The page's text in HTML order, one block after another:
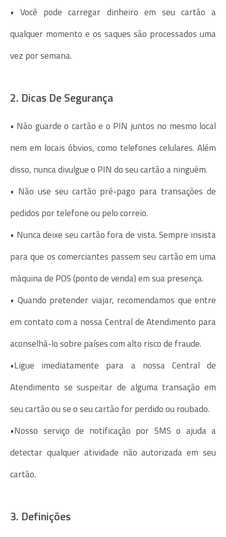
• Você pode carregar dinheiro em seu cartão a
qualquer momento e os saques são processados uma
vez por semana.
2. Dicas De Segurança
• Não guarde o cartão e o PIN juntos no mesmo local
nem em locais óbvios, como telefones celulares. Além
disso, nunca divulgue o PIN do seu cartão a ninguém.
• Não use seu cartão pré-pago para transações de
pedidos por telefone ou pelo correio.
• Nunca deixe seu cartão fora de vista. Sempre insista
para que os comerciantes passem seu cartão em uma
máquina de POS (ponto de venda) em sua presença.
• Quando pretender viajar, recomendamos que entre
em contato com a nossa Central de Atendimento para
aconselhá-lo sobre países com alto risco de fraude.
•Ligue imediatamente para a nossa Central de
Atendimento se suspeitar de alguma transação em
seu cartão ou se o seu cartão for perdido ou roubado.
•Nosso serviço de notificação por SMS o ajuda a
detectar qualquer atividade não autorizada em seu
cartão.
3. Definições